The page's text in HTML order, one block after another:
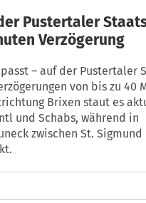
Pustertaler
Verzögerung
– auf der Pustertaler
von bis zu 40
Brixen staut es
und Schabs, während in
zwischen St. Sigmund